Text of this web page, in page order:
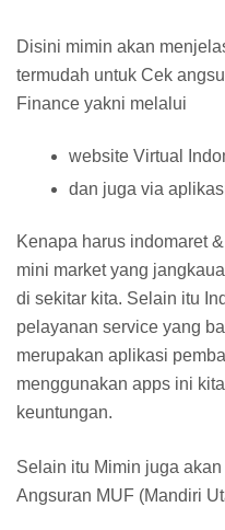
Disini mimin akan
termudah untuk Cek
Finance yakni melalui
website Virtual
dan juga via
Kenapa harus indomaret
mini market yang
di sekitar kita. Selain itu
pelayanan service yang
merupakan aplikasi
menggunakan apps ini
keuntungan.
Selain itu Mimin juga
Angsuran MUF (Mandiri